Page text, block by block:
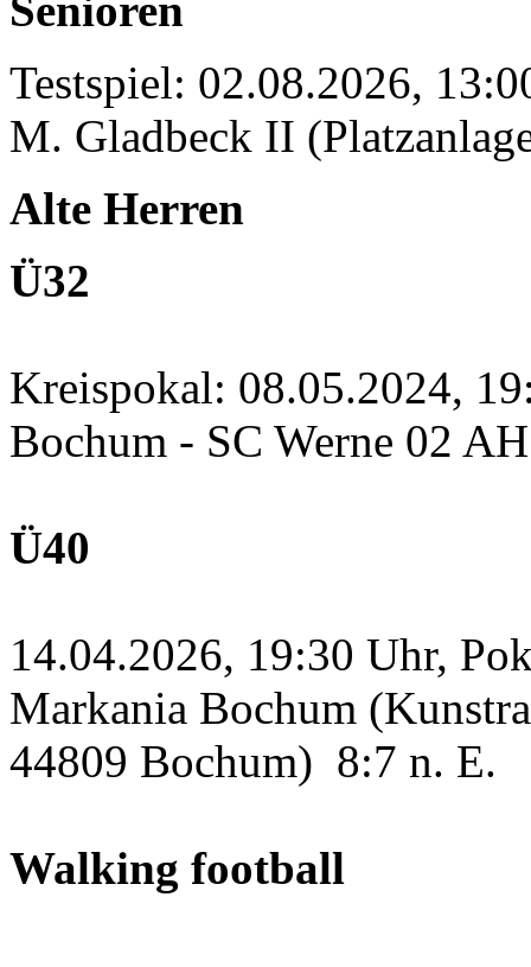
Senioren
Testspiel: 02.08.2026,
M. Gladbeck II
Alte Herren
Ü32
Kreispokal: 08.05.2024,
Bochum - SC Werne 02
Ü40
14.04.2026, 19:30 Uhr,
Markania Bochum
44809 Bochum) 8:7 n. E.
Walking football